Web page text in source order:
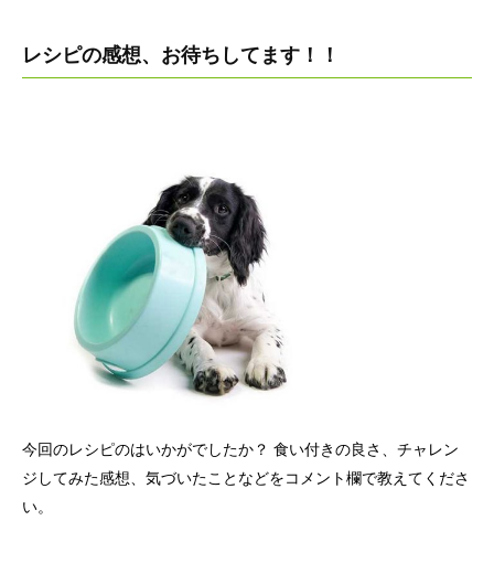
レシピの感想、お待ちしてます！！
今回のレシピのはいかがでしたか？ 食い付きの良さ、チャレン
ジしてみた感想、気づいたことなどをコメント欄で教えてくださ
い。